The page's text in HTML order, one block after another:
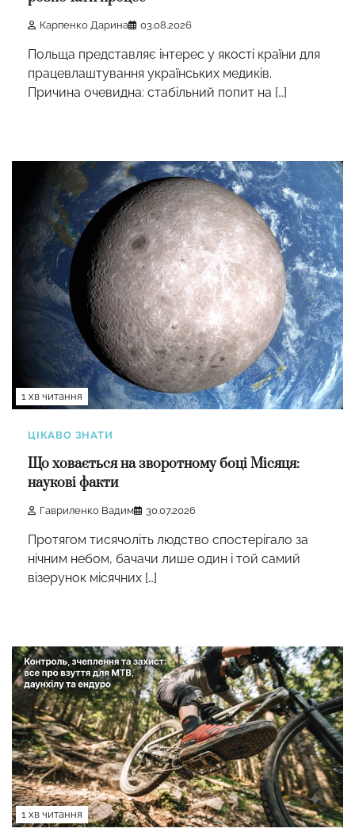
Карпенко Дарина 03.08.2026
Польща представляє інтерес у якості країни для
працевлаштування українських медиків.
Причина очевидна: стабільний попит на […]
1 хв читання
ЦІКАВО ЗНАТИ
Що ховається на зворотному боці Місяця:
наукові факти
Гавриленко Вадим 30.07.2026
Протягом тисячоліть людство спостерігало за
нічним небом, бачачи лише один і той самий
візерунок місячних […]
1 хв читання